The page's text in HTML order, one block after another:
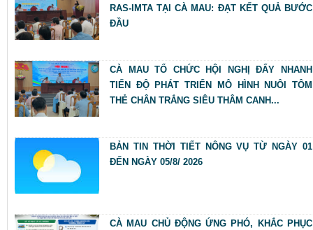
RAS-IMTA TẠI CÀ MAU: ĐẠT KẾT QUẢ BƯỚC
ĐẦU
CÀ MAU TỔ CHỨC HỘI NGHỊ ĐẨY NHANH
TIẾN ĐỘ PHÁT TRIỂN MÔ HÌNH NUÔI TÔM
THẺ CHÂN TRẮNG SIÊU THÂM CANH...
BẢN TIN THỜI TIẾT NÔNG VỤ TỪ NGÀY 01
ĐẾN NGÀY 05/8/ 2026
CÀ MAU CHỦ ĐỘNG ỨNG PHÓ, KHẮC PHỤC